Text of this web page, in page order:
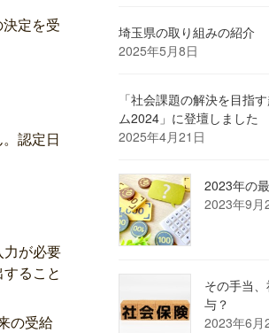
定を受
認定日
が必要
ること
の受給
埼玉県の取り組みの紹介
2025年5月8日
「社会課題の解決を目指
ム2024」に登壇しました
2025年4月21日
2023年の
2023年9月
その手当
与？
2023年6月